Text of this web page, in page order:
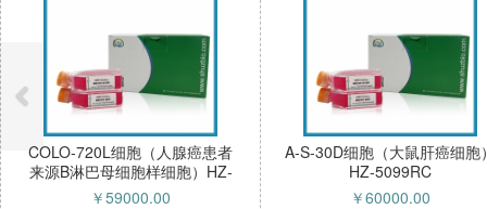
细胞（人腺癌患者
巴母细胞样细胞）HZ-
59000.00
A-S-30D细胞（大鼠肝癌细胞）
HZ-5099RC
60000.00